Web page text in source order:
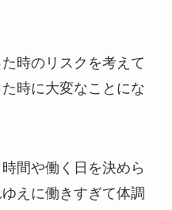
時のリスクを考えて
時に大変なことにな
間や働く日を決めら
えに働きすぎて体調